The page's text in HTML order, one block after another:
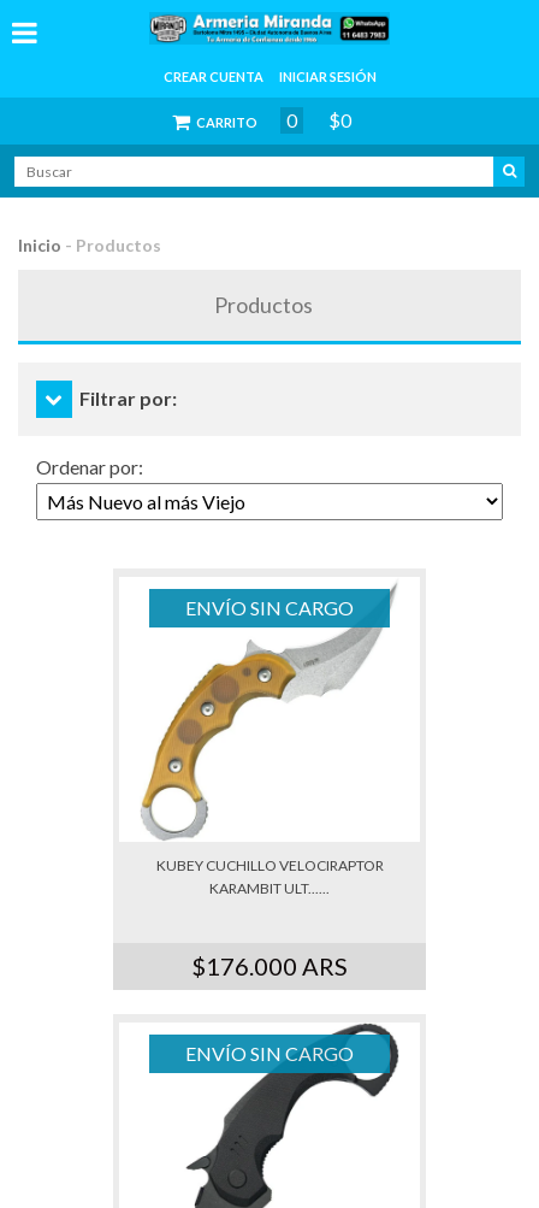
CREAR CUENTA INICIAR SESIÓN
CARRITO 0 $0
Inicio - Productos
Productos
Filtrar por:
Ordenar por:
ENVÍO SIN CARGO
KUBEY CUCHILLO VELOCIRAPTOR
KARAMBIT ULT......
$176.000 ARS
ENVÍO SIN CARGO